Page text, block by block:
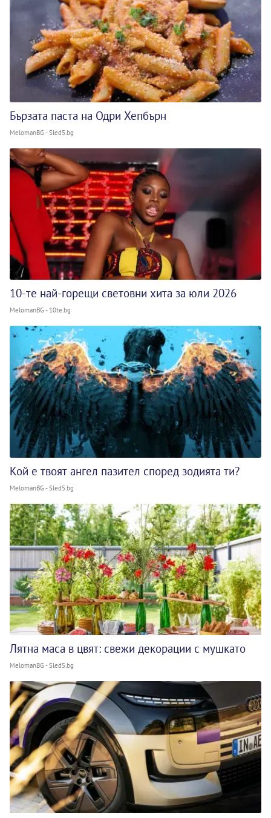
Бързата паста на Одри Хепбърн
MelomanBG - Sled5.bg
10-те най-горещи световни хита за юли 2026
MelomanBG - 10te.bg
Кой е твоят ангел пазител според зодията ти?
MelomanBG - Sled5.bg
Лятна маса в цвят: свежи декорации с мушкато
MelomanBG - Sled5.bg